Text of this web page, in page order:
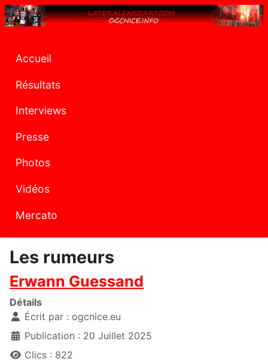
Accueil
Résultats
Interviews
Presse
Photos
Vidéos
Mercato
Les rumeurs
Erwann Guessand
Détails
Écrit par : ogcnice.eu
Publication : 20 Juillet 2025
Clics : 822